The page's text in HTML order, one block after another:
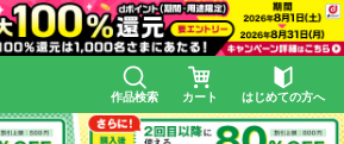
作品検索 カート はじめての方へ